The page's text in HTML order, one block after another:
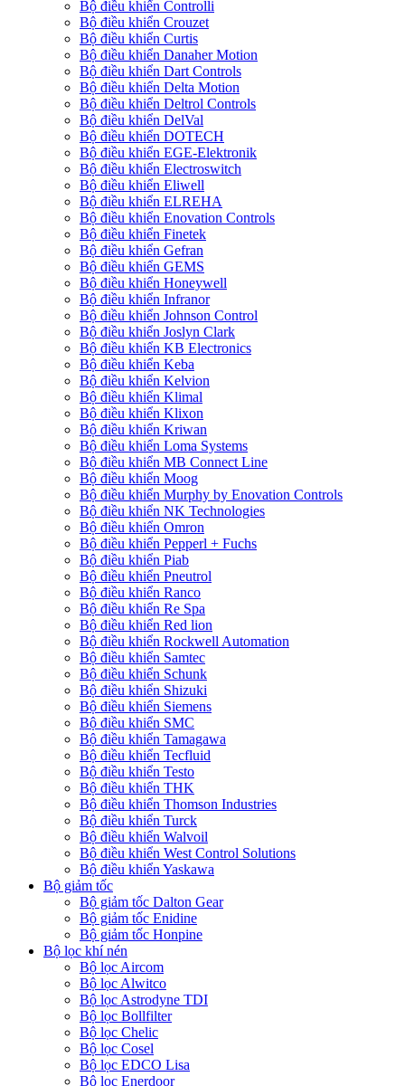
Bộ điều khiển Controlli
Bộ điều khiển Crouzet
Bộ điều khiển Curtis
Bộ điều khiển Danaher Motion
Bộ điều khiển Dart Controls
Bộ điều khiển Delta Motion
Bộ điều khiển Deltrol Controls
Bộ điều khiển DelVal
Bộ điều khiển DOTECH
Bộ điều khiển EGE-Elektronik
Bộ điều khiển Electroswitch
Bộ điều khiển Eliwell
Bộ điều khiển ELREHA
Bộ điều khiển Enovation Controls
Bộ điều khiển Finetek
Bộ điều khiển Gefran
Bộ điều khiển GEMS
Bộ điều khiển Honeywell
Bộ điều khiển Infranor
Bộ điều khiển Johnson Control
Bộ điều khiển Joslyn Clark
Bộ điều khiển KB Electronics
Bộ điều khiển Keba
Bộ điều khiển Kelvion
Bộ điều khiển Klimal
Bộ điều khiển Klixon
Bộ điều khiển Kriwan
Bộ điều khiển Loma Systems
Bộ điều khiển MB Connect Line
Bộ điều khiển Moog
Bộ điều khiển Murphy by Enovation Controls
Bộ điều khiển NK Technologies
Bộ điều khiển Omron
Bộ điều khiển Pepperl + Fuchs
Bộ điều khiển Piab
Bộ điều khiển Pneutrol
Bộ điều khiển Ranco
Bộ điều khiển Re Spa
Bộ điều khiển Red lion
Bộ điều khiển Rockwell Automation
Bộ điều khiển Samtec
Bộ điều khiển Schunk
Bộ điều khiển Shizuki
Bộ điều khiển Siemens
Bộ điều khiển SMC
Bộ điều khiển Tamagawa
Bộ điều khiển Tecfluid
Bộ điều khiển Testo
Bộ điều khiển THK
Bộ điều khiển Thomson Industries
Bộ điều khiển Turck
Bộ điều khiển Walvoil
Bộ điều khiển West Control Solutions
Bộ điều khiển Yaskawa
Bộ giảm tốc
Bộ giảm tốc Dalton Gear
Bộ giảm tốc Enidine
Bộ giảm tốc Honpine
Bộ lọc khí nén
Bộ lọc Aircom
Bộ lọc Alwitco
Bộ lọc Astrodyne TDI
Bộ lọc Bollfilter
Bộ lọc Chelic
Bộ lọc Cosel
Bộ lọc EDCO Lisa
Bộ lọc Enerdoor